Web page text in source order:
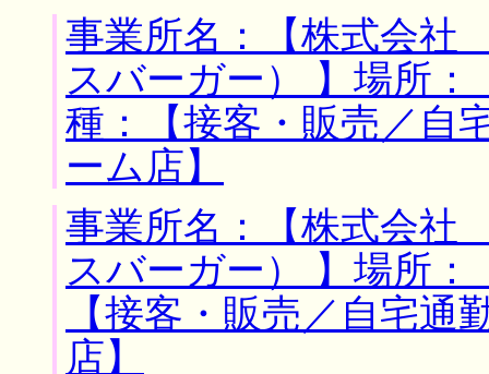
事業所名：【株式会
スバーガー） 】場所
種：【接客・販売／自
ーム店】
事業所名：【株式会
スバーガー） 】場所
【接客・販売／自宅通
店】